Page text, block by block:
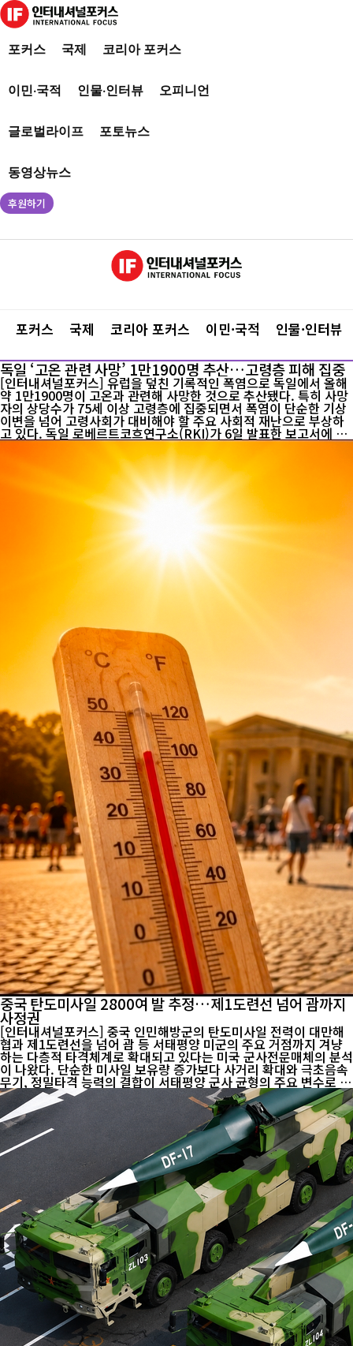
포커스 국제 코리아 포커스
이민·국적 인물·인터뷰 오피니언
글로벌라이프 포토뉴스
동영상뉴스
후원하기
포커스 국제 코리아 포커스 이민·국적 인물·인터뷰
독일 ‘고온 관련 사망’ 1만1900명 추산…고령층 피해 집중
[인터내셔널포커스] 유럽을 덮친 기록적인 폭염으로 독일에서 올해
약 1만1900명이 고온과 관련해 사망한 것으로 추산됐다. 특히 사망
자의 상당수가 75세 이상 고령층에 집중되면서 폭염이 단순한 기상
이변을 넘어 고령사회가 대비해야 할 주요 사회적 재난으로 부상하
고 있다. 독일 로베르트코흐연구소(RKI)가 6일 발표한 보고서에 따
르면 올해 들어 7월 26일까지 독일의 고온 관련 사망자는 약 1만190
0명으로 추산됐다. 이는 2016년 이후 연간 기준으로 가장 많은 수준
직접 확인됐다는 의미는 아니다. 통상 일정 기간의 실제 사망자 수와
평년의 예상 사망자 수, 기온 변화 등을 종합해 고온의 영향을 통계
적으로 추정한다. 따라서 폭염이 인구집단의 사망 위험을 얼마나 높
였는지를 보여주는 지표로 이해할 필요가 있다. 올해 피해가 급증...
중국 탄도미사일 2800여 발 추정…제1도련선 넘어 괌까지
사정권
[인터내셔널포커스] 중국 인민해방군의 탄도미사일 전력이 대만해
협과 제1도련선을 넘어 괌 등 서태평양 미군의 주요 거점까지 겨냥
하는 다층적 타격체계로 확대되고 있다는 미국 군사전문매체의 분석
이 나왔다. 단순한 미사일 보유량 증가보다 사거리 확대와 극초음속
무기, 정밀타격 능력의 결합이 서태평양 군사 균형의 주요 변수로 떠
오르고 있다는 평가다. 미국 군사전문매체 ‘더 워존(The War Zon
e)’은 최근 미 국방부 자료와 공개정보를 토대로 중국 로켓군의 단거
리·중거리·중장거리 탄도미사일 전력을 분석했다. 보도에 따르면
중국은 약 200기의 단거리 탄도미사일 발사대와 약 1000발의 미사
일을 운용하는 것으로 추정된다. DF-11·DF-15·DF-16 계열이 대표
적으로, 대만해협과 일본 남서부 등을 주요 작전 범위로 하는 전력으